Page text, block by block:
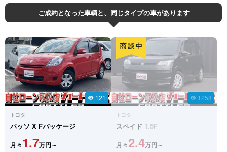
ご成約となった車輌と、同じタイプの車があります
visibility 121
トヨタ
パッソ X Fパッケージ
月々1.7万円～
visibility 1258
トヨタ
スペイド 1.5F
月々2.4万円～